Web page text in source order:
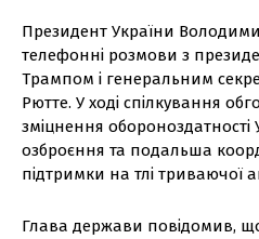
Президент України
телефонні розмови з
Трампом і генеральним
Рютте. У ході спілкування
зміцнення обороноздатності
озброєння та подальша
підтримки на тлі триваючої
Глава держави повідомив,